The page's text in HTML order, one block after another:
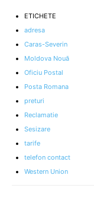
ETICHETE
adresa
Caras-Severin
Moldova Nouă
Oficiu Postal
Posta Romana
preturi
Reclamatie
Sesizare
tarife
telefon contact
Western Union